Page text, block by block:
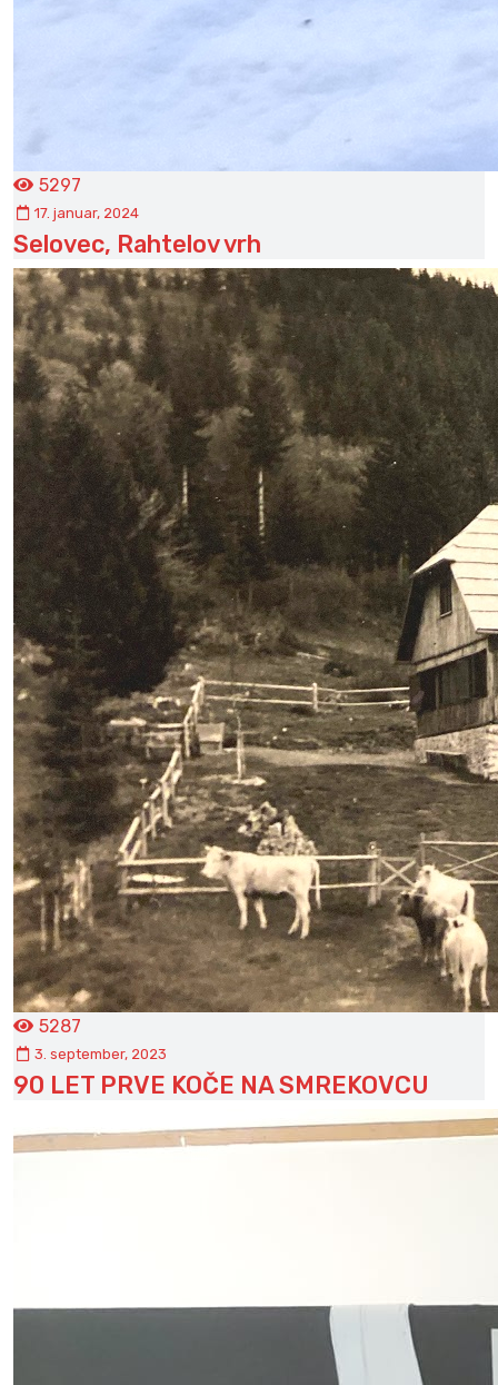
5297
17. januar, 2024
Selovec, Rahtelov vrh
5287
3. september, 2023
90 LET PRVE KOČE NA SMREKOVCU